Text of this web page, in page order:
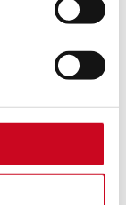
była postać
zagrała również
w Teatrze